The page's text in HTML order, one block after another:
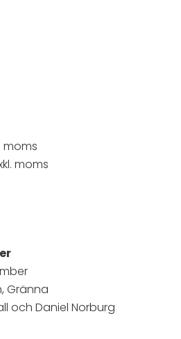
moms
moms
Gränna
och Daniel Norburg